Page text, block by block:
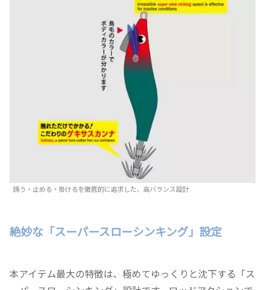
誘う・止める・掛けるを徹底的に追求した、高バランス設計
絶妙な「スーパースローシンキング」設定
本アイテム最大の特徴は、極めてゆっくりと沈下する「ス